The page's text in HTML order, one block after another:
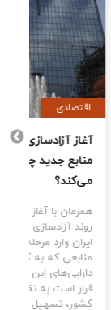
اقتصادی
آغاز
منابع
همزمان
روند
ایران
منابعی
قرار
کشور،